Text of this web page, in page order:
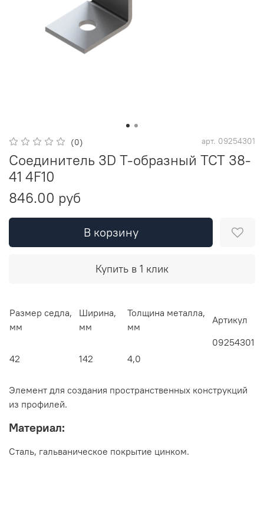
(0) арт. 09254301
Соединитель 3D Т-образный TCT 38-
41 4F10
846.00 руб
В корзину
Купить в 1 клик
Размер седла,
мм
Ширина,
мм
Толщина металла,
мм
Артикул
42 142 4,0
09254301
Элемент для создания пространственных конструкций
из профилей.
Материал:
Сталь, гальваническое покрытие цинком.